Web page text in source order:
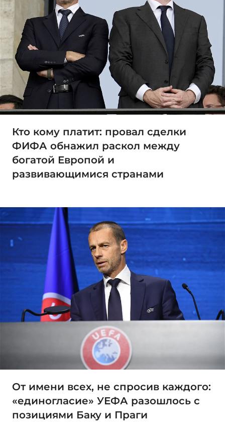
Кто кому платит: провал сделки
ФИФА обнажил раскол между
богатой Европой и
развивающимися странами
От имени всех, не спросив каждого:
«единогласие» УЕФА разошлось с
позициями Баку и Праги